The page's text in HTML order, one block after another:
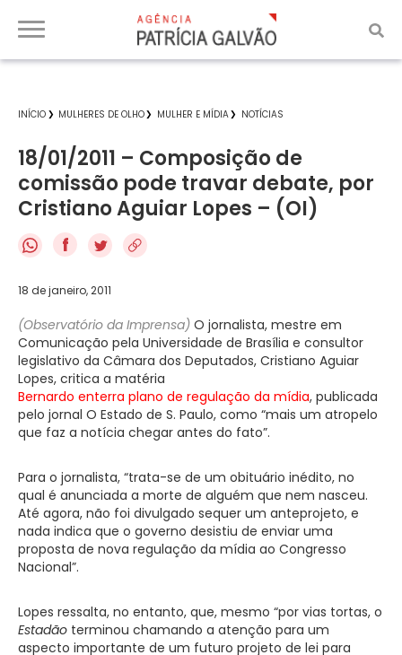
INÍCIO MULHERES DE OLHO MULHER E MÍDIA NOTÍCIAS
18/01/2011 – Composição de
comissão pode travar debate, por
Cristiano Aguiar Lopes – (OI)
f
18 de janeiro, 2011
(Observatório da Imprensa) O jornalista, mestre em
Comunicação pela Universidade de Brasília e consultor
legislativo da Câmara dos Deputados, Cristiano Aguiar
Lopes, critica a matéria
Bernardo enterra plano de regulação da mídia, publicada
pelo jornal O Estado de S. Paulo, como “mais um atropelo
que faz a notícia chegar antes do fato”.
Para o jornalista, “trata-se de um obituário inédito, no
qual é anunciada a morte de alguém que nem nasceu.
Até agora, não foi divulgado sequer um anteprojeto, e
nada indica que o governo desistiu de enviar uma
proposta de nova regulação da mídia ao Congresso
Nacional”.
Lopes ressalta, no entanto, que, mesmo “por vias tortas, o
Estadão terminou chamando a atenção para um
aspecto importante de um futuro projeto de lei para